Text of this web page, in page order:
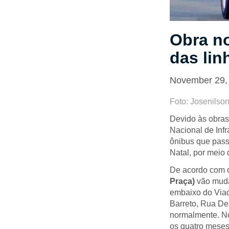
Obra
das
November
Foto:
Devido às
Nacional de
ônibus que
Natal, por meio
De acordo com
Praça) vão
embaixo do
Barreto, Rua
normalmente.
os quatro